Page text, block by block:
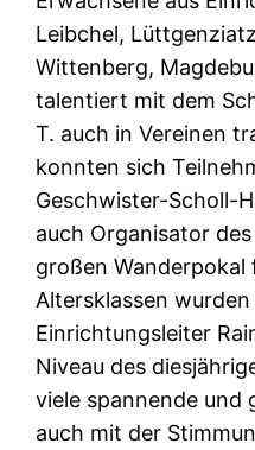
Leibchel,
Wittenberg,
talentiert mit dem
T. auch in Vereinen
konnten sich
Geschwister-Scholl-
auch Organisator
großen Wanderpokal
Altersklassen
Einrichtungsleiter
Niveau des
viele spannende und
auch mit der